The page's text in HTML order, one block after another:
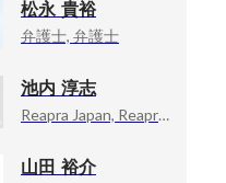
松永 貴裕
弁護士, 弁護士
池内 淳志
Reapra Japan, Reapra Japan
山田 裕介